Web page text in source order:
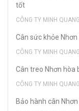
tốt
CÔNG TY MINH
Cân sức khỏe
CÔNG TY MINH
Cân treo Nhơn hòa
CÔNG TY MINH
Bảo hành cân